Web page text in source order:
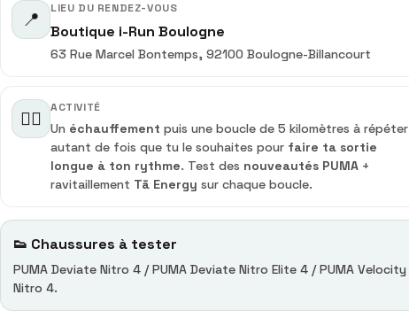
📍 LIEU DU RENDEZ-VOUS
Boutique i-Run Boulogne
63 Rue Marcel Bontemps, 92100 Boulogne-Billancourt
🏃‍♂️ ACTIVITÉ
Un échauffement puis une boucle de 5 kilomètres à répéter
autant de fois que tu le souhaites pour faire ta sortie
longue à ton rythme. Test des nouveautés PUMA +
ravitaillement Tā Energy sur chaque boucle.
👟 Chaussures à tester
PUMA Deviate Nitro 4 / PUMA Deviate Nitro Elite 4 / PUMA Velocity
Nitro 4.